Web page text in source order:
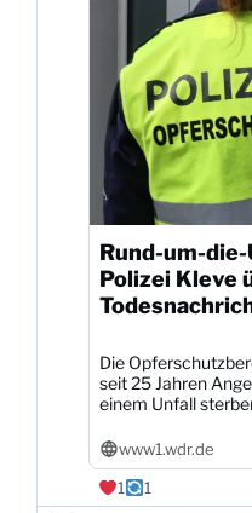
Rund-um-
Polizei Kleve
Die
seit 25 Jahren
einem Unfall
www1.wdr.de
1
1